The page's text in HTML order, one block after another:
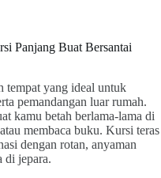
Panjang Buat Bersantai
tempat yang ideal untuk
pemandangan luar rumah.
kamu betah berlama-lama di
membaca buku. Kursi teras
dengan rotan, anyaman
di jepara.